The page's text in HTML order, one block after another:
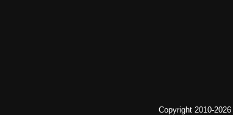
Copyright 2010-2026